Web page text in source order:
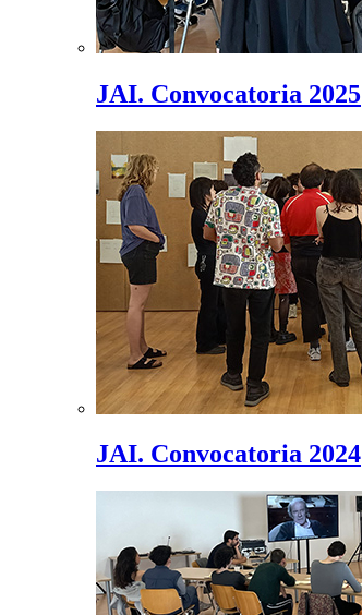
JAI. Convocatoria 2025
JAI. Convocatoria 2024